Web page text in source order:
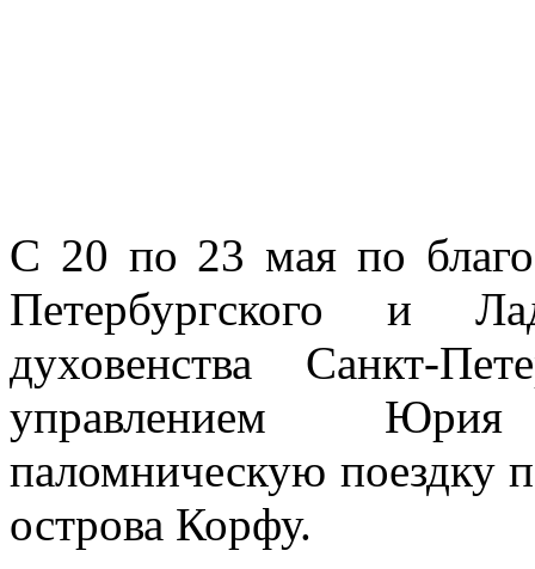
С 20 по 23 мая по
Петербургского и
духовенства Санкт-
управлением
паломническую поездку
острова Корфу.